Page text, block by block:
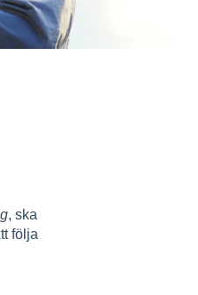
, ska
följa